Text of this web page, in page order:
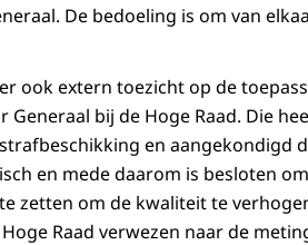
De bedoeling is om van
ook extern toezicht op de
bij de Hoge Raad. Die
en aangekondigd
en mede daarom is besloten
zetten om de kwaliteit te
Raad verwezen naar de